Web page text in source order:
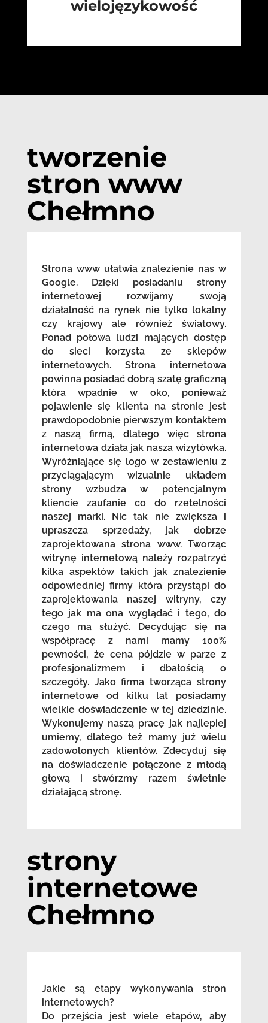
wielojęzykowość
tworzenie
stron www
Chełmno
Strona www ułatwia znalezienie nas w
Google. Dzięki posiadaniu strony
internetowej rozwijamy swoją
działalność na rynek nie tylko lokalny
czy krajowy ale również światowy.
Ponad połowa ludzi mających dostęp
do sieci korzysta ze sklepów
internetowych. Strona internetowa
powinna posiadać dobrą szatę graficzną
która wpadnie w oko, ponieważ
pojawienie się klienta na stronie jest
prawdopodobnie pierwszym kontaktem
z naszą firmą, dlatego więc strona
internetowa działa jak nasza wizytówka.
Wyróżniające się logo w zestawieniu z
przyciągającym wizualnie układem
strony wzbudza w potencjalnym
kliencie zaufanie co do rzetelności
naszej marki. Nic tak nie zwiększa i
upraszcza sprzedaży, jak dobrze
zaprojektowana strona www. Tworząc
witrynę internetową należy rozpatrzyć
kilka aspektów takich jak znalezienie
odpowiedniej firmy która przystąpi do
zaprojektowania naszej witryny, czy
tego jak ma ona wyglądać i tego, do
czego ma służyć. Decydując się na
współpracę z nami mamy 100%
pewności, że cena pójdzie w parze z
profesjonalizmem i dbałością o
szczegóły. Jako firma tworząca strony
internetowe od kilku lat posiadamy
wielkie doświadczenie w tej dziedzinie.
Wykonujemy naszą pracę jak najlepiej
umiemy, dlatego też mamy już wielu
zadowolonych klientów. Zdecyduj się
na doświadczenie połączone z młodą
głową i stwórzmy razem świetnie
działającą stronę.
strony
internetowe
Chełmno
Jakie są etapy wykonywania stron
internetowych?
Do przejścia jest wiele etapów, aby